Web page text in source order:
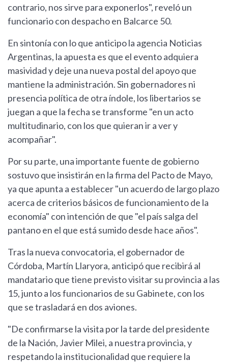
contrario, nos sirve para exponerlos", reveló un
funcionario con despacho en Balcarce 50.
En sintonía con lo que anticipo la agencia Noticias
Argentinas, la apuesta es que el evento adquiera
masividad y deje una nueva postal del apoyo que
mantiene la administración. Sin gobernadores ni
presencia política de otra índole, los libertarios se
juegan a que la fecha se transforme "en un acto
multitudinario, con los que quieran ir a ver y
acompañar".
Por su parte, una importante fuente de gobierno
sostuvo que insistirán en la firma del Pacto de Mayo,
ya que apunta a establecer "un acuerdo de largo plazo
acerca de criterios básicos de funcionamiento de la
economía" con intención de que "el país salga del
pantano en el que está sumido desde hace años".
Tras la nueva convocatoria, el gobernador de
Córdoba, Martín Llaryora, anticipó que recibirá al
mandatario que tiene previsto visitar su provincia a las
15, junto a los funcionarios de su Gabinete, con los
que se trasladará en dos aviones.
"De confirmarse la visita por la tarde del presidente
de la Nación, Javier Milei, a nuestra provincia, y
respetando la institucionalidad que requiere la